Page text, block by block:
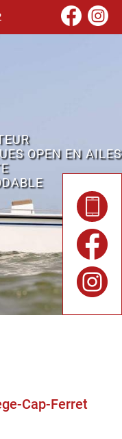
OPEN EN AILES
Cap-Ferret